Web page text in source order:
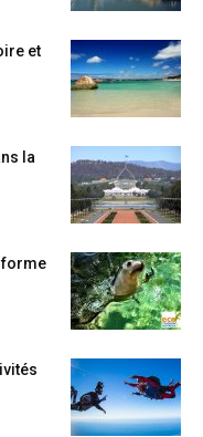
et
la
forme